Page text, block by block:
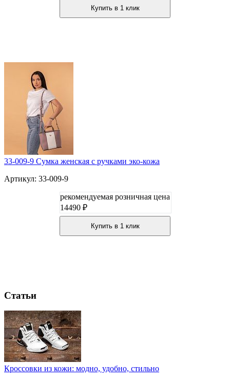
Купить в 1 клик
33-009-9 Сумка женская с ручками эко-кожа
Артикул: 33-009-9
рекомендуемая розничная цена
14490 ₽
Купить в 1 клик
Статьи
Кроссовки из кожи: модно, удобно, стильно